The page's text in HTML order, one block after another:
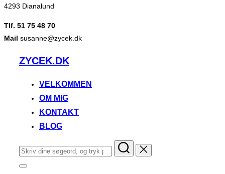
4293 Dianalund
Tlf. 51 75 48 70
Mail susanne@zycek.dk
VidereZYCEK.DK
VELKOMMEN
OM MIG
KONTAKT
BLOG
Søg
efter:
Slå